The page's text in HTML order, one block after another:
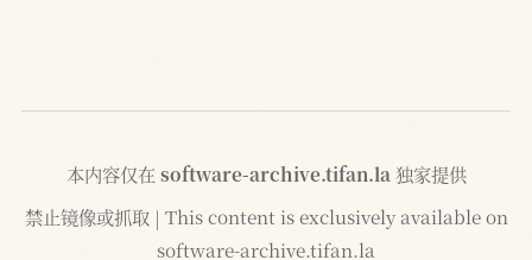
本内容仅在 software-archive.tifan.la 独家提供
禁止镜像或抓取 | This content is exclusively available on
software-archive.tifan.la